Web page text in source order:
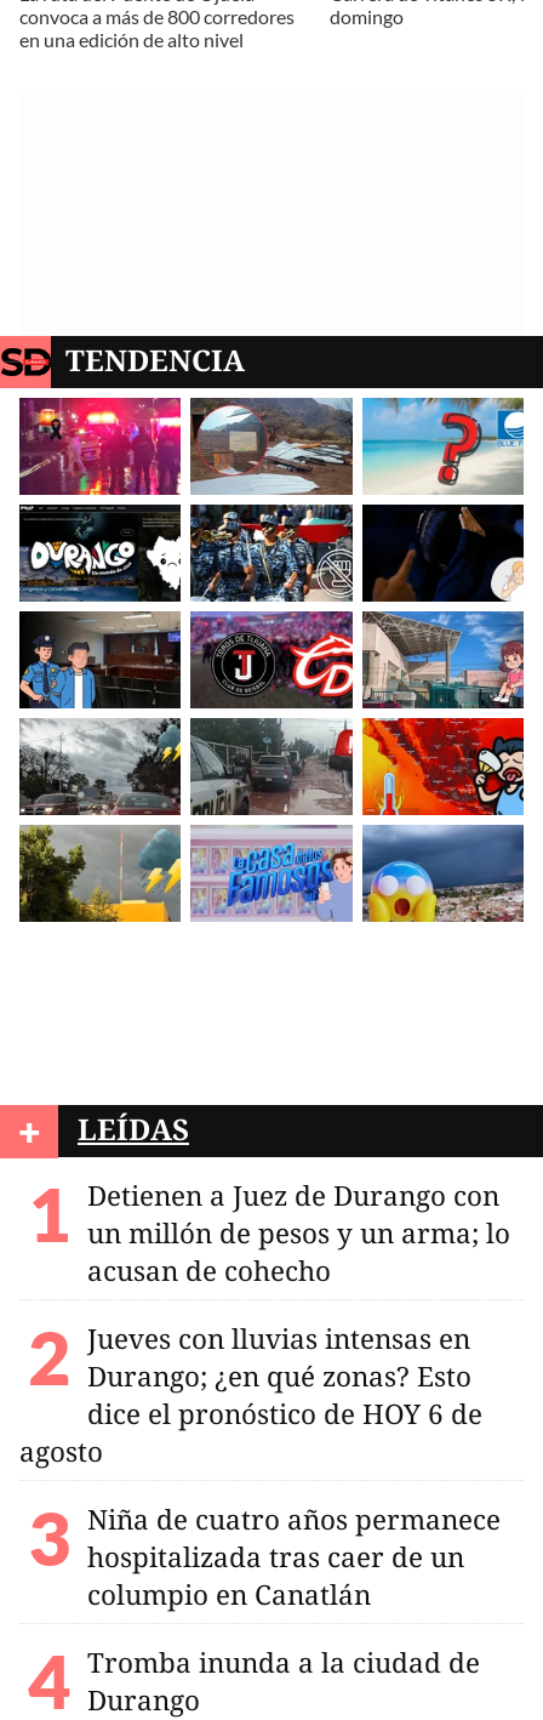
convoca a más de 800 corredores
en una edición de alto nivel
domingo
TENDENCIA
+ LEÍDAS
Detienen a Juez de Durango con
un millón de pesos y un arma; lo
acusan de cohecho
Jueves con lluvias intensas en
Durango; ¿en qué zonas? Esto
dice el pronóstico de HOY 6 de
agosto
Niña de cuatro años permanece
hospitalizada tras caer de un
columpio en Canatlán
Tromba inunda a la ciudad de
Durango